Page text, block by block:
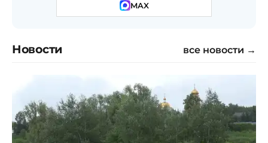
MAX
Новости все новости →